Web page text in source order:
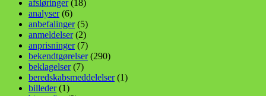
afsløringer(18)
analyser(6)
anbefalinger(5)
anmeldelser(2)
anprisninger(7)
bekendtgørelser(290)
beklagelser(7)
beredskabsmeddelelser(1)
billeder(1)